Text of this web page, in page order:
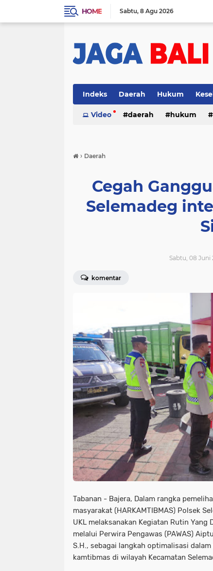
HOME Sabtu 8 Agu 2026
Indeks Daerah Hukum
Video daerah hukum
› Daerah
Cegah
Selemadeg
Sabtu, 08 Juni
komentar
Tabanan - Bajera, Dalam rangka
masyarakat (HARKAMTIBMAS) Polsek
UKL melaksanakan Kegiatan Rutin Yang
melalui Perwira Pengawas (PAWAS)
S.H., sebagai langkah optimalisasi
kamtibmas di wilayah Kecamatan